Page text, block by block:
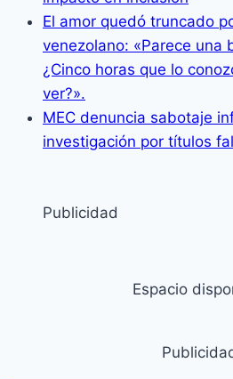
El amor quedó truncado
venezolano: «Parece una
¿Cinco horas que lo
ver?».
MEC denuncia sabotaje
investigación por títulos
Publicidad
Espacio